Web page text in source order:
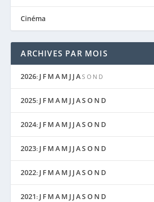
Cinéma
ARCHIVES PAR MOIS
2026: J F M A M J J A S O N D
2025: J F M A M J J AS O N D
2024: J F M A M J J AS O N D
2023: J F M A M J J AS O N D
2022: J F M A M J J AS O N D
2021: J F M A M J J AS O N D